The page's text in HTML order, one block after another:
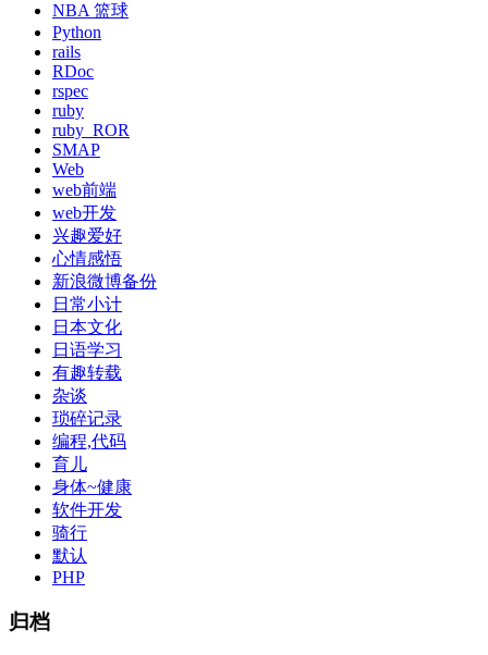
NBA 篮球
Python
rails
RDoc
rspec
ruby
ruby_ROR
SMAP
Web
web前端
web开发
兴趣爱好
心情感悟
新浪微博备份
日常小计
日本文化
日语学习
有趣转载
杂谈
琐碎记录
编程,代码
育儿
身体~健康
软件开发
骑行
默认
PHP
归档